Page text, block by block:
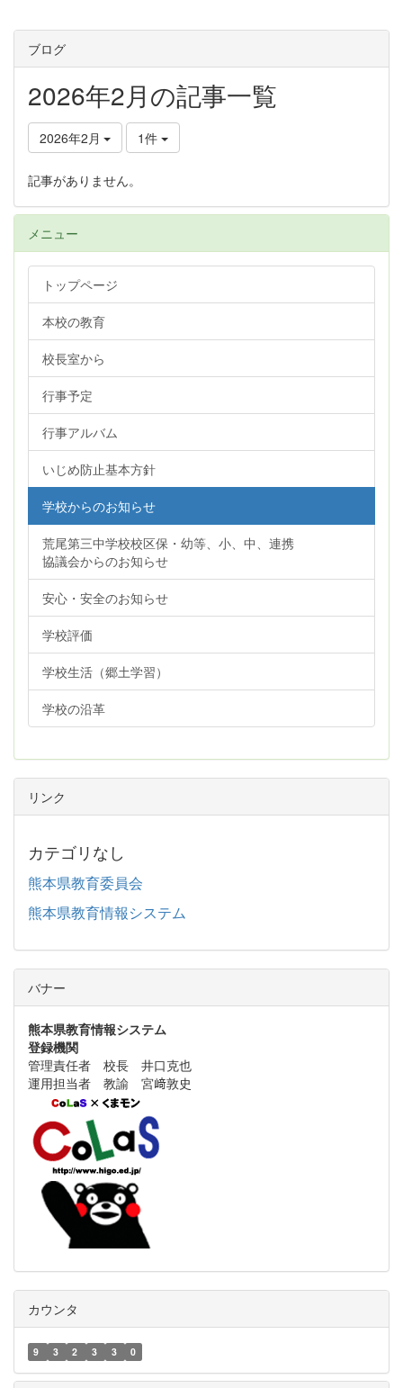
ブログ
2026年2月の記事一覧
2026年2月 1件
記事がありません。
メニュー
トップページ
本校の教育
校長室から
行事予定
行事アルバム
いじめ防止基本方針
学校からのお知らせ
荒尾第三中学校校区保・幼等、小、中、連携
協議会からのお知らせ
安心・安全のお知らせ
学校評価
学校生活（郷土学習）
学校の沿革
リンク
カテゴリなし
熊本県教育委員会
熊本県教育情報システム
バナー
熊本県教育情報システム
登録機関
管理責任者 校長 井口克也
運用担当者 教諭 宮﨑敦史
カウンタ
9 3 2 3 3 0